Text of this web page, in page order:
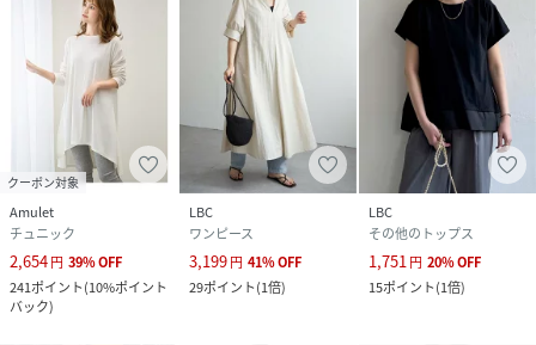
クーポン対象
Amulet
チュニック
2,654円 39%OFF
241ポイント(10%ポイント
バック)
LBC
ワンピース
3,199円 41%OFF
29ポイント(1倍)
LBC
その他のトップス
1,751円 20%OFF
15ポイント(1倍)